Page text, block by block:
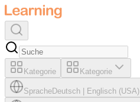
Kategorie Kategorie
SpracheDeutsch Englisch (USA)